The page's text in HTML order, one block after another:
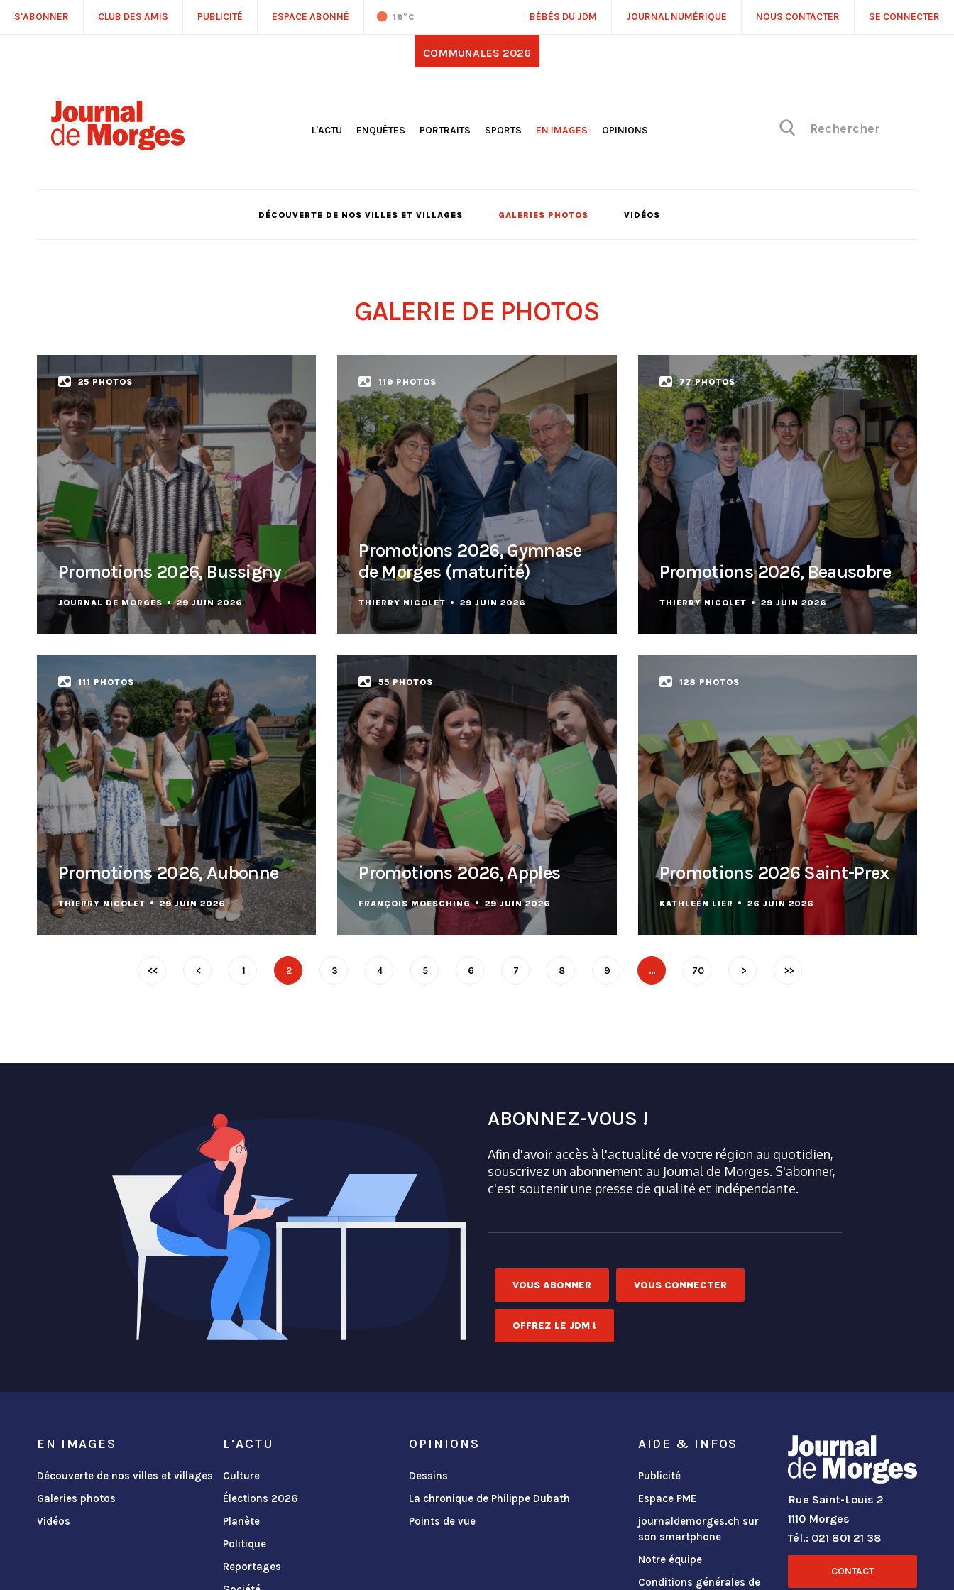
S'ABONNER CLUB DES AMIS PUBLICITÉ ESPACE ABONNÉ 19°C BÉBÉS DU JDM JOURNAL NUMÉRIQUE NOUS CONTACTER SE CONNECTER
COMMUNALES 2026
L'ACTU
ENQUÊTES PORTRAITS
SPORTS
EN IMAGES
OPINIONS
POINTS DE VUE
DÉCOUVERTE DE NOS VILLES ET VILLAGES GALERIES PHOTOS VIDÉOS
GALERIE DE PHOTOS
25 PHOTOS
Promotions 2026, Bussigny
JOURNAL DE MORGES 29 JUIN 2026
119 PHOTOS
Promotions 2026, Gymnase
de Morges (maturité)
THIERRY NICOLET 29 JUIN 2026
77 PHOTOS
Promotions 2026, Beausobre
THIERRY NICOLET 29 JUIN 2026
111 PHOTOS
Promotions 2026, Aubonne
THIERRY NICOLET 29 JUIN 2026
55 PHOTOS
Promotions 2026, Apples
FRANÇOIS MOESCHING 29 JUIN 2026
128 PHOTOS
Promotions 2026 Saint-Prex
KATHLEEN LIER 26 JUIN 2026
<< < 1 2 3 4 5 6 7 8 9 … 70 > >>
ABONNEZ-VOUS !
Afin d'avoir accès à l'actualité de votre région au quotidien,
souscrivez un abonnement au Journal de Morges. S'abonner,
c'est soutenir une presse de qualité et indépendante.
VOUS ABONNER VOUS CONNECTER
OFFREZ LE JDM !
EN IMAGES
Découverte de nos villes et villages
Galeries photos
Vidéos
L'ACTU
Culture
Élections 2026
Planète
Politique
Reportages
OPINIONS
Dessins
La chronique de Philippe Dubath
Points de vue
AIDE & INFOS
Publicité
Espace PME
journaldemorges.ch sur
son smartphone
Notre équipe
Conditions générales de
Rue Saint-Louis 2
1110 Morges
Tél.: 021 801 21 38
CONTACT